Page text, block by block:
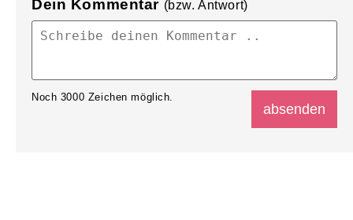
Dein Kommentar (bzw. Antwort)
Noch 3000 Zeichen möglich.